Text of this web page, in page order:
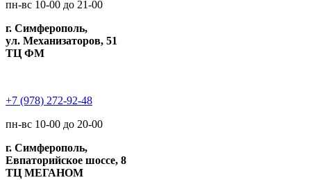
пн-вс 10-00 до 21-00
г. Симферополь,
ул. Механизаторов, 51
ТЦ ФМ
+7 (978) 272-92-48
пн-вс 10-00 до 20-00
г. Симферополь,
Евпаторийское шоссе, 8
ТЦ МЕГАНОМ